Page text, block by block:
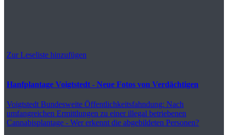
Zur Leseliste hinzufügen
Hanfplantage Voigtstedt - Neue Fotos von Verdächtigen
Voigtstedt Bundesweite Öffentlichkeitsfahndung: Nach
umfangreichen Ermittlungen zu einer illegal betriebenen
Cannabisplantage - Wer erkennt die abgebildeten Personen?